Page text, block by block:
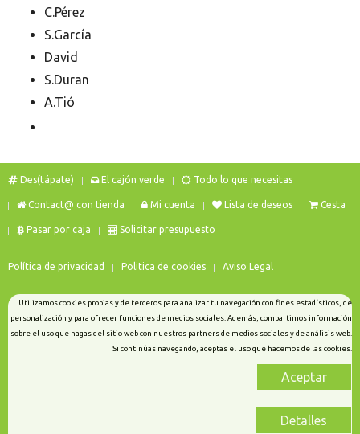
C.Pérez
S.García
David
S.Duran
A.Tió
Des(tápate) El cajón verde Todo lo que necesitas
Contact@ con tienda Mi cuenta Lista de deseos Cesta
Pasar por caja Solicitar presupuesto
Política de privacidad Politica de cookies Aviso Legal
Utilizamos cookies propias y de terceros para analizar tu navegación con fines estadísticos, de
personalización y para ofrecer funciones de medios sociales. Además, compartimos información
sobre el uso que hagas del sitio web con nuestros partners de medios sociales y de análisis web.
Si continúas navegando, aceptas el uso que hacemos de las cookies.
Aceptar
Detalles